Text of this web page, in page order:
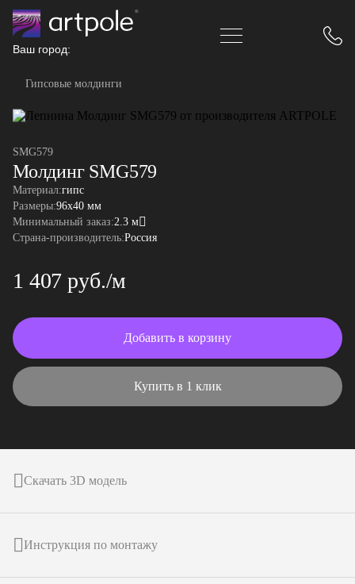
Ваш город:
Гипсовые молдинги
SMG579
Молдинг SMG579
Материал:гипс
Размеры:96x40 мм
Минимальный заказ:2.3 м
Страна-производитель:Россия
1 407 руб./м
Добавить в корзину
Купить в 1 клик
Скачать 3D модель
Инструкция по монтажу